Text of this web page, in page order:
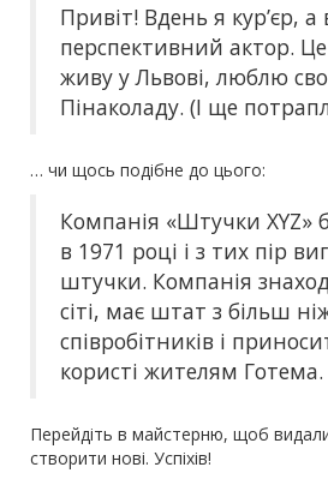
Привіт! Вдень я кур’єр,
перспективний актор.
живу у Львові, люблю
Пінаколаду. (І ще
… чи щось подібне до цього:
Компанія «Штучки XYZ»
в 1971 році і з тих пір
штучки. Компанія
сіті, має штат з більш
співробітників і
користі жителям Готема.
Перейдіть в майстерню, щоб
створити нові. Успіхів!